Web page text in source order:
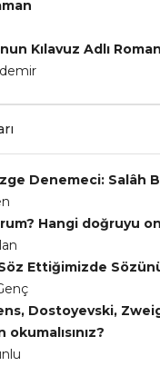
Kılavuz Adlı
Denemeci: Salâh
Hangi doğruyu
Ettiğimizde
Dostoyevski,
okumalısınız?